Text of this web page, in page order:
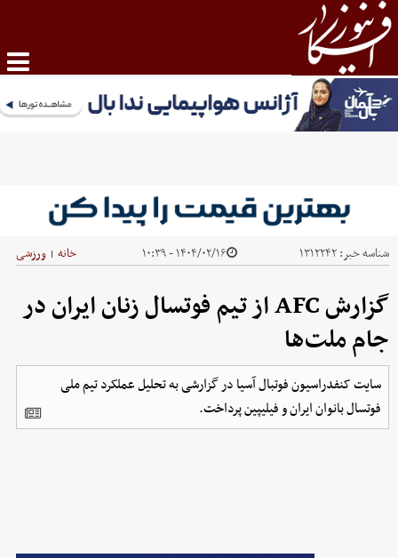
شناسه خبر:۱۳۱۲۲۴۲ ۱۴۰۴/۰۲/۱۶ - ۱۰:۳۹ خانه | ورزشی
گزارش AFC از تیم فوتسال زنان ایران در
جام ملت‌ها
سایت کنفدراسیون فوتبال آسیا در گزارشی به تحلیل عملکرد تیم ملی
فوتسال بانوان ایران و فیلیپین پرداخت.